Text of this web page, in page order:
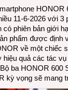
11-6-2026 với
có phiên bản giới
phẩm được định
về một chiếc
hiệu quả các tác
ba HONOR 600
kỳ vọng sẽ mang